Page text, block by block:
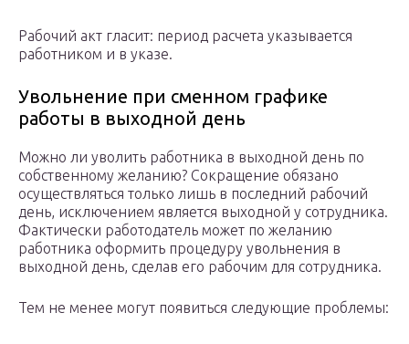
Рабочий акт гласит: период расчета указывается
работником и в указе.
Увольнение при сменном графике
работы в выходной день
Можно ли уволить работника в выходной день по
собственному желанию? Сокращение обязано
осуществляться только лишь в последний рабочий
день, исключением является выходной у сотрудника.
Фактически работодатель может по желанию
работника оформить процедуру увольнения в
выходной день, сделав его рабочим для сотрудника.
Тем не менее могут появиться следующие проблемы: